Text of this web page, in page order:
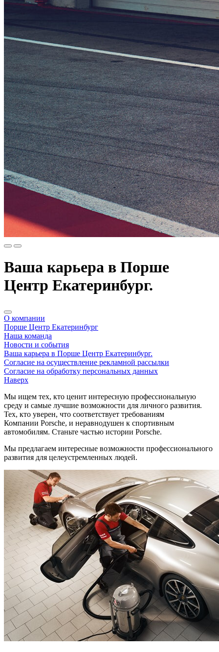
Ваша карьера в Порше
Центр Екатеринбург.
О компании
Порше Центр Екатеринбург
Наша команда
Новости и события
Ваша карьера в Порше Центр Екатеринбург.
Согласие на осуществление рекламной рассылки
Согласие на обработку персональных данных
Наверх
Мы ищем тех, кто ценит интересную профессиональную
среду и самые лучшие возможности для личного развития.
Тех, кто уверен, что соответствует требованиям
Компании Porsche, и неравнодушен к спортивным
автомобилям. Станьте частью истории Porsche.
Мы предлагаем интересные возможности профессионального
развития для целеустремленных людей.